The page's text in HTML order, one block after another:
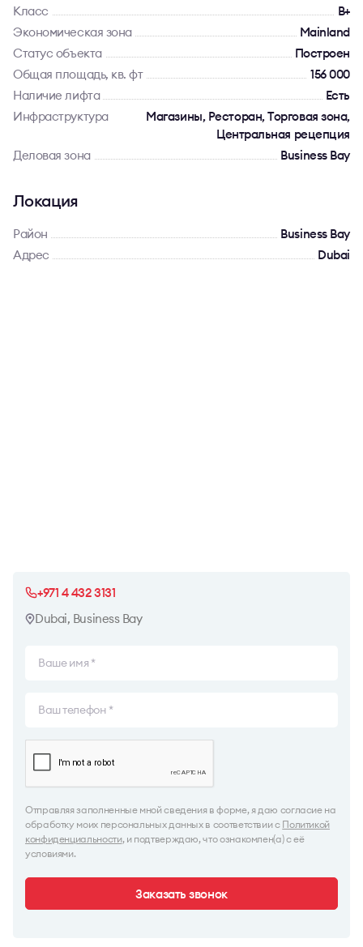
Класс
B+
Экономическая зона
Mainland
Статус объекта
Построен
Общая площадь, кв. фт
156 000
Наличие лифта
Есть
Инфраструктура
Магазины, Ресторан, Торговая зона,
Центральная рецепция
Деловая зона
Business Bay
Локация
Район
Business Bay
Адрес
Dubai
+971 4 432 3131
Dubai, Business Bay
Отправляя заполненные мной сведения в форме, я даю согласие на
обработку моих персональных данных в соответствии с Политикой
конфиденциальности, и подтверждаю, что ознакомлен(а) с её
условиями.
Заказать звонок